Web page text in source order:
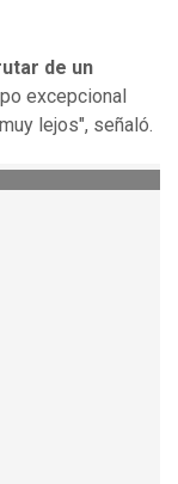
de un
excepcional
lejos", señaló.